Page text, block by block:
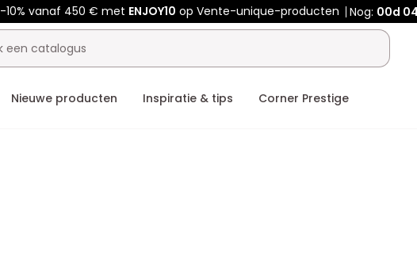
-10% vanaf 450 € met ENJOY10 op Vente-unique-producten Nog: 00d
Nieuwe producten Inspiratie & tips Corner Prestige